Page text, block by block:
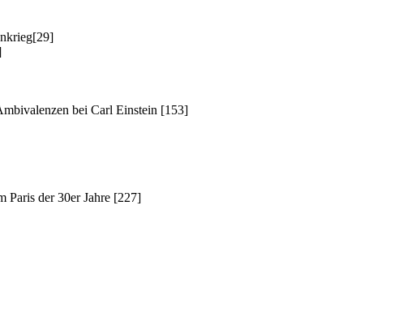
bei Carl Einstein [153]
Paris der 30er Jahre [227]